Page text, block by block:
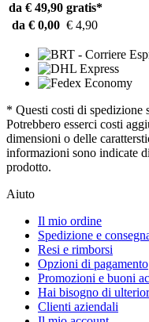
da € 49,90 gratis*
da € 0,00 € 4,90
* Questi costi di spedizione
Potrebbero esserci costi
dimensioni o delle
informazioni sono indicate
prodotto.
Aiuto
Il mio ordine
Spedizione e
Resi e rimborsi
Opzioni di pagamento
Promozioni e buoni
Hai bisogno di
Clienti aziendali